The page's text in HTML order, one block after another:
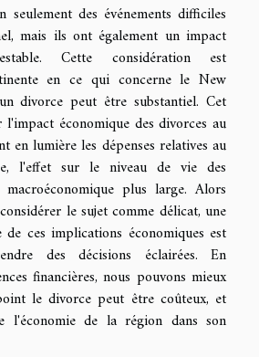
seulement des événements difficiles
mais ils ont également un impact
Cette considération est
en ce qui concerne le New
divorce peut être substantiel. Cet
économique des divorces au
en lumière les dépenses relatives au
l'effet sur le niveau de vie des
plus large. Alors
le sujet comme délicat, une
ces implications économiques est
des décisions éclairées. En
financières, nous pouvons mieux
le divorce peut être coûteux, et
l'économie de la région dans son